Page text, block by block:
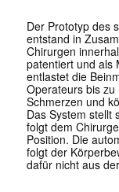
Der Prototyp des
entstand in
Chirurgen
patentiert und als
entlastet die
Operateurs bis
Schmerzen und
Das System stellt
folgt dem
Position. Die
folgt der
dafür nicht aus